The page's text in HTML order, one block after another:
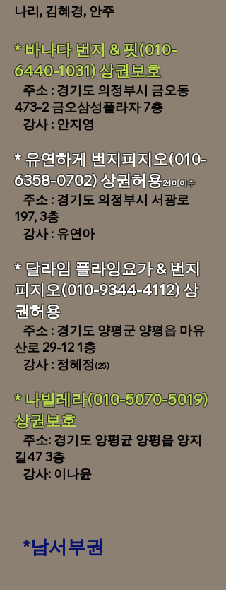
나리, 김혜경, 안주
​* 바나다 번지 & 핏(010-
6440-1031) 상권보호
주소 : 경기도 의정부시 금오동
473-2 금오삼성플라자 7층
​ 강사 : 안지영
* 유연하게 번지피지오(010-
6358-0702) 상권허용24미이수
주소 : 경기도 의정부시 서광로
197, 3층
​ 강사 : 유연아
​* 달라임 플라잉요가 & 번지
피지오(010-9344-4112) 상
권허용
주소 : 경기도 양평군 양평읍 마유
산로 29-12 1층
​ 강사 : 정혜정 (25)
* 나빌레라(010-5070-5019)
상권보호
주소: 경기도 양평균 양평읍 양지
길47 3층
강사: ​ 이나윤
*남서부권